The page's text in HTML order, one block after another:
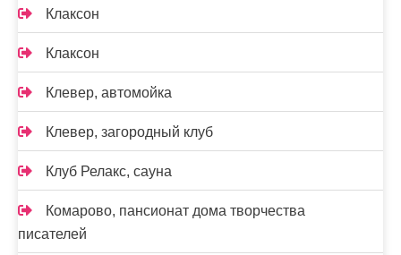
Клаксон
Клаксон
Клевер, автомойка
Клевер, загородный клуб
Клуб Релакс, сауна
Комарово, пансионат дома творчества
писателей